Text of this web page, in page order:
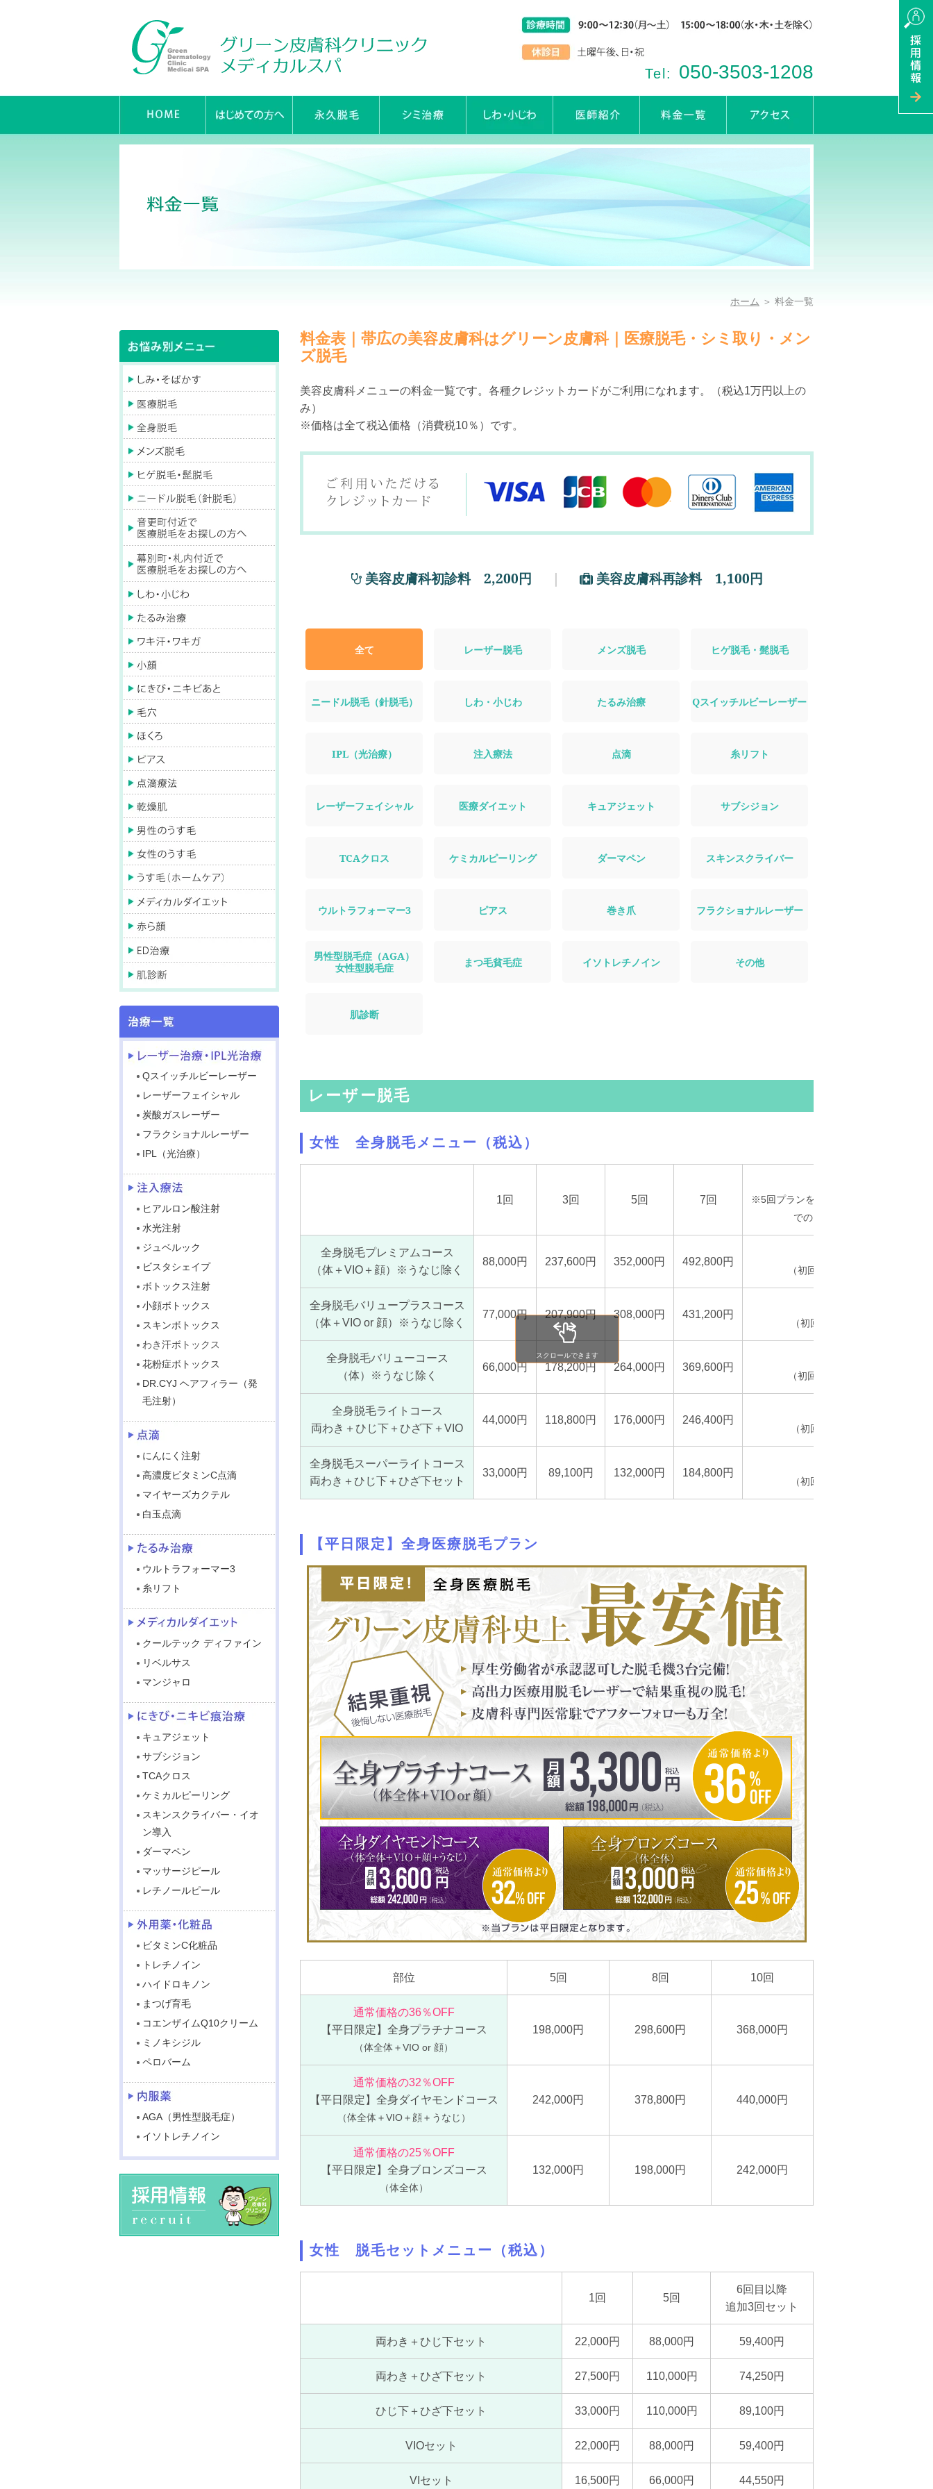
Tel: 050-3503-1208
ホーム ＞ 料金一覧
Qスイッチルビーレーザー
レーザーフェイシャル
炭酸ガスレーザー
フラクショナルレーザー
IPL（光治療）
ヒアルロン酸注射
水光注射
ジュベルック
ビスタシェイプ
ボトックス注射
小顔ボトックス
スキンボトックス
わき汗ボトックス
花粉症ボトックス
DR.CYJ ヘアフィラー（発
毛注射）
にんにく注射
高濃度ビタミンC点滴
マイヤーズカクテル
白玉点滴
ウルトラフォーマー3
糸リフト
クールテック ディファイン
リベルサス
マンジャロ
キュアジェット
サブシジョン
TCAクロス
ケミカルピーリング
スキンスクライバー・イオ
ン導入
ダーマペン
マッサージピール
レチノールピール
ビタミンC化粧品
トレチノイン
ハイドロキノン
まつげ育毛
コエンザイムQ10クリーム
ミノキシジル
ペロバーム
AGA（男性型脱毛症）
イソトレチノイン
料金表｜帯広の美容皮膚科はグリーン皮膚科｜医療脱毛・シミ取り・メン
ズ脱毛
美容皮膚科メニューの料金一覧です。各種クレジットカードがご利用になれます。（税込1万円以上の
み）
※価格は全て税込価格（消費税10％）です。
美容皮膚科初診料 2,200円 ｜ 美容皮膚科再診料 1,100円
全て レーザー脱毛 メンズ脱毛 ヒゲ脱毛・髭脱毛
ニードル脱毛（針脱毛） しわ・小じわ たるみ治療 Qスイッチルビーレーザー
IPL（光治療） 注入療法 点滴 糸リフト
レーザーフェイシャル 医療ダイエット キュアジェット サブシジョン
TCAクロス ケミカルピーリング ダーマペン スキンスクライバー
ウルトラフォーマー3 ピアス 巻き爪 フラクショナルレーザー
男性型脱毛症（AGA）
女性型脱毛症
まつ毛貧毛症 イソトレチノイン その他
肌診断
レーザー脱毛
女性 全身脱毛メニュー（税込）
1回 3回 5回 7回
※5回プランを医療ローン（60回払い）
でのお支払いの場合
全身脱毛プレミアムコース
（体＋VIO＋顔）※うなじ除く
88,000円 237,600円 352,000円 492,800円
（初回のみ11,816円）
全身脱毛バリュープラスコース
（体＋VIO or 顔）※うなじ除く
77,000円 207,900円 308,000円 431,200円
（初回のみ8,864円）
全身脱毛バリューコース
（体）※うなじ除く
66,000円 178,200円 264,000円 369,600円
（初回のみ11,812円）
全身脱毛ライトコース
両わき＋ひじ下＋ひざ下＋VIO
44,000円 118,800円 176,000円 246,400円
（初回のみ5,908円）
全身脱毛スーパーライトコース
両わき＋ひじ下＋ひざ下セット
33,000円 89,100円 132,000円 184,800円
（初回のみ8,856円）
スクロールできます
【平日限定】全身医療脱毛プラン
部位 5回 8回 10回
通常価格の36％OFF
【平日限定】全身プラチナコース
（体全体＋VIO or 顔）
198,000円 298,600円 368,000円
通常価格の32％OFF
【平日限定】全身ダイヤモンドコース
（体全体＋VIO＋顔＋うなじ）
242,000円 378,800円 440,000円
通常価格の25％OFF
【平日限定】全身ブロンズコース
（体全体）
132,000円 198,000円 242,000円
女性 脱毛セットメニュー（税込）
1回 5回
6回目以降
追加3回セット
両わき＋ひじ下セット 22,000円 88,000円 59,400円
両わき＋ひざ下セット 27,500円 110,000円 74,250円
ひじ下＋ひざ下セット 33,000円 110,000円 89,100円
VIOセット 22,000円 88,000円 59,400円
VIセット 16,500円 66,000円 44,550円